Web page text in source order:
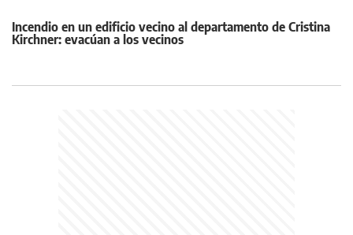
Incendio en un edificio vecino al departamento de Cristina
Kirchner: evacúan a los vecinos